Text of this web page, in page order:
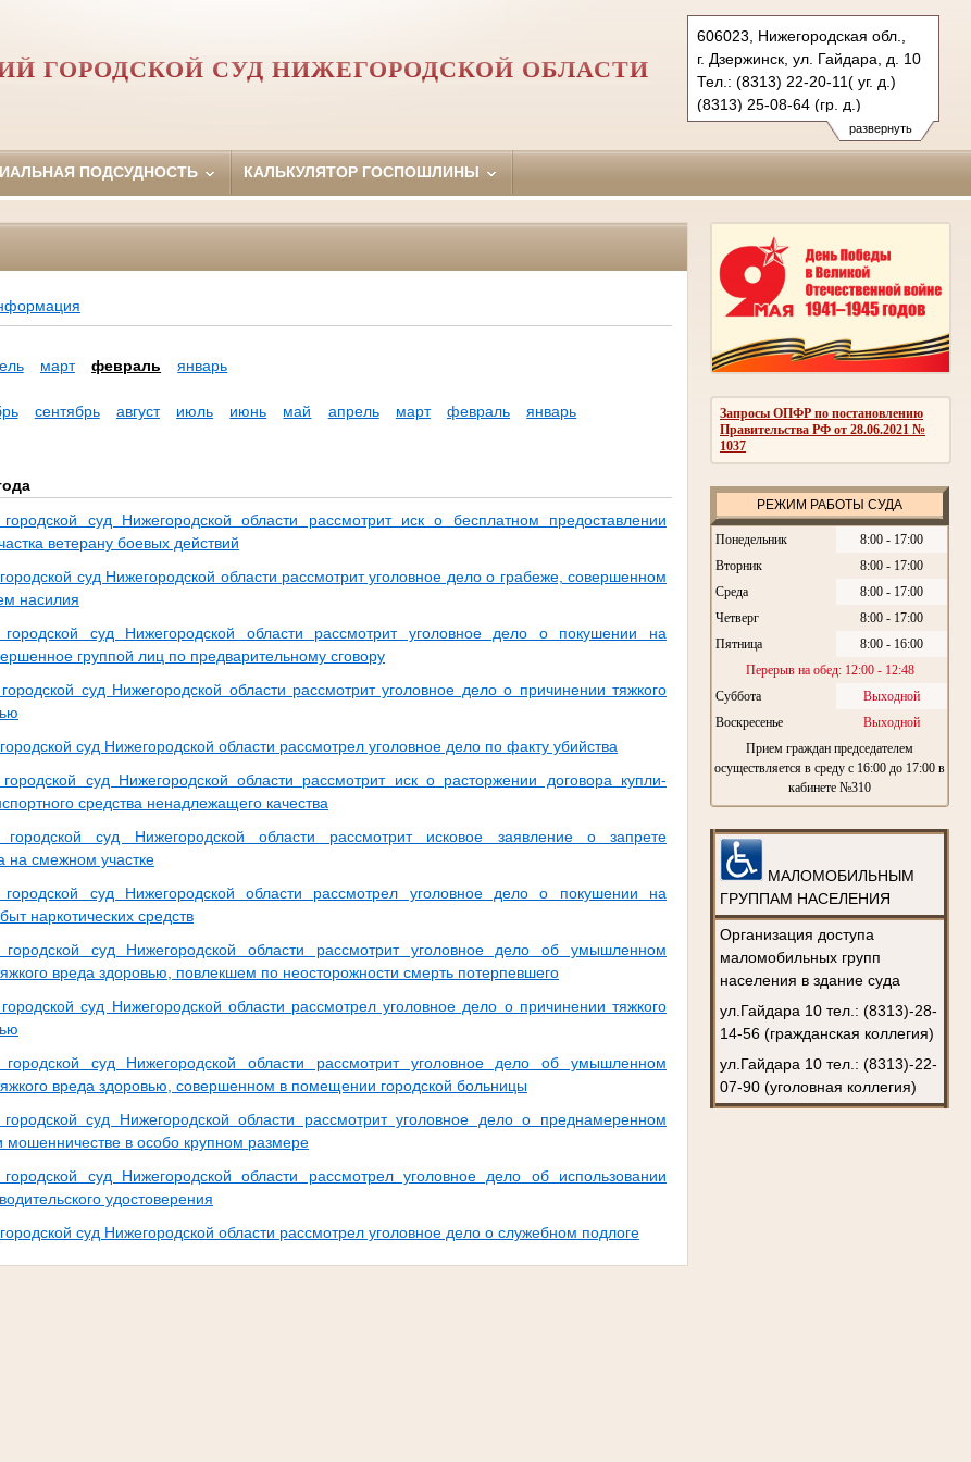
развернуть
606023, Нижегородская обл.,
г. Дзержинск, ул. Гайдара, д. 10
Тел.: (8313) 22-20-11( уг. д.)
(8313) 25-08-64 (гр. д.)
dzerginsky.nnov@sudrf.ru
ГОРОДСКОЙ СУД НИЖЕГОРОДСКОЙ ОБЛАСТИ
ПОДСУДНОСТЬ КАЛЬКУЛЯТОР ГОСПОШЛИНЫ
Запросы ОПФР по постановлению
Правительства РФ от 28.06.2021 №
1037
РЕЖИМ РАБОТЫ СУДА
Понедельник
8:00 - 17:00
Вторник
8:00 - 17:00
Среда
8:00 - 17:00
Четверг
8:00 - 17:00
Пятница
8:00 - 16:00
Перерыв на обед: 12:00 - 12:48
Суббота
Выходной
Воскресенье
Выходной
Прием граждан председателем
осуществляется в среду с 16:00 до 17:00 в
кабинете №310
МАЛОМОБИЛЬНЫМ
ГРУППАМ НАСЕЛЕНИЯ
Организация доступа
маломобильных групп
населения в здание суда
ул.Гайдара 10 тел.: (8313)-28-
14-56 (гражданская коллегия)
ул.Гайдара 10 тел.: (8313)-22-
07-90 (уголовная коллегия)
март февраль
январь
сентябрь август июль июнь май апрель март февраль
январь
городской суд Нижегородской области рассмотрит иск о бесплатном предоставлении
ветерану боевых действий
суд Нижегородской области рассмотрит уголовное дело о грабеже, совершенном
насилия
городской суд Нижегородской области рассмотрит уголовное дело о покушении на
группой лиц по предварительному сговору
суд Нижегородской области рассмотрит уголовное дело о причинении тяжкого
суд Нижегородской области рассмотрел уголовное дело по факту убийства
городской суд Нижегородской области рассмотрит иск о расторжении договора купли-
средства ненадлежащего качества
городской суд Нижегородской области рассмотрит исковое заявление о запрете
на смежном участке
городской суд Нижегородской области рассмотрел уголовное дело о покушении на
наркотических средств
городской суд Нижегородской области рассмотрит уголовное дело об умышленном
вреда здоровью, повлекшем по неосторожности смерть потерпевшего
суд Нижегородской области рассмотрел уголовное дело о причинении тяжкого
городской суд Нижегородской области рассмотрит уголовное дело об умышленном
вреда здоровью, совершенном в помещении городской больницы
городской суд Нижегородской области рассмотрит уголовное дело о преднамеренном
мошенничестве в особо крупном размере
городской суд Нижегородской области рассмотрел уголовное дело об использовании
удостоверения
суд Нижегородской области рассмотрел уголовное дело о служебном подлоге